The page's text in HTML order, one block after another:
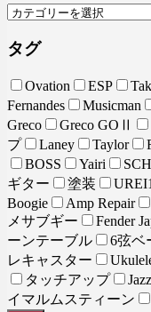
タグ
Ovation ESP
Fernandes
Musicman
Greco
Greco GOⅡ
プ
Laney Taylor
BOSS
Yairi
ギター
塗装
Boogie
Amp Repair
メサブギー
Fender
ーンテーブル
6弦ベ
レキャスター
タッチアップ
イマルムスティーン